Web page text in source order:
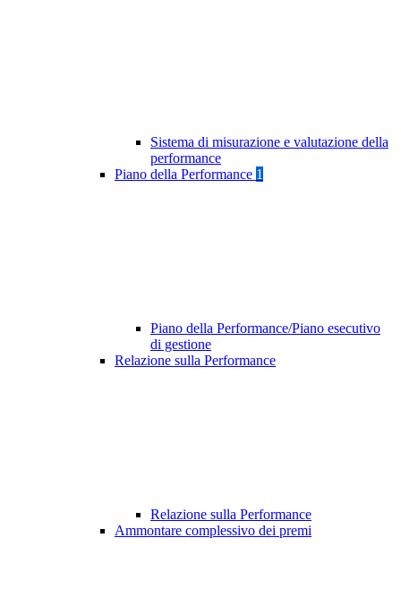
Sistema di misurazione e valutazione della
performance
Piano della Performance 1
Piano della Performance/Piano esecutivo
di gestione
Relazione sulla Performance
Relazione sulla Performance
Ammontare complessivo dei premi